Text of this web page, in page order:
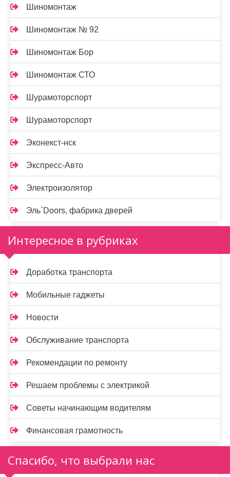
Шиномонтаж
Шиномонтаж № 92
Шиномонтаж Бор
Шиномонтаж СТО
Шурамоторспорт
Шурамоторспорт
Эконекст-нск
Экспресс-Авто
Электроизолятор
Эль`Doors, фабрика дверей
Интересное в рубриках
Доработка транспорта
Мобильные гаджеты
Новости
Обслуживание транспорта
Рекомендации по ремонту
Решаем проблемы с электрикой
Советы начинающим водителям
Финансовая грамотность
Спасибо, что выбрали нас